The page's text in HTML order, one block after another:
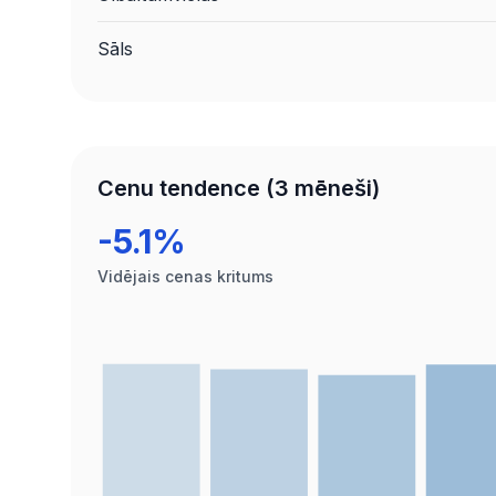
Sāls
Cenu tendence (3 mēneši)
-5.1%
Vidējais cenas kritums